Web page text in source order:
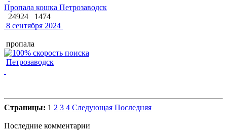
Пропала кошка Петрозаводск
24924
1474
8 сентября 2024
пропала
Петрозаводск
Страницы: 1 2 3 4 Следующая Последняя
Последние комментарии